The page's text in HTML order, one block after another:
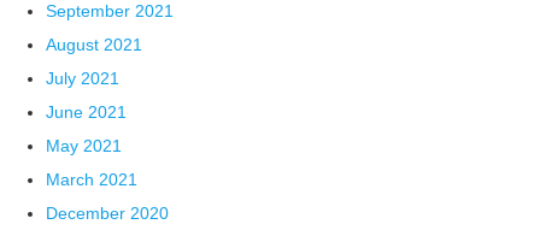
September 2021
August 2021
July 2021
June 2021
May 2021
March 2021
December 2020